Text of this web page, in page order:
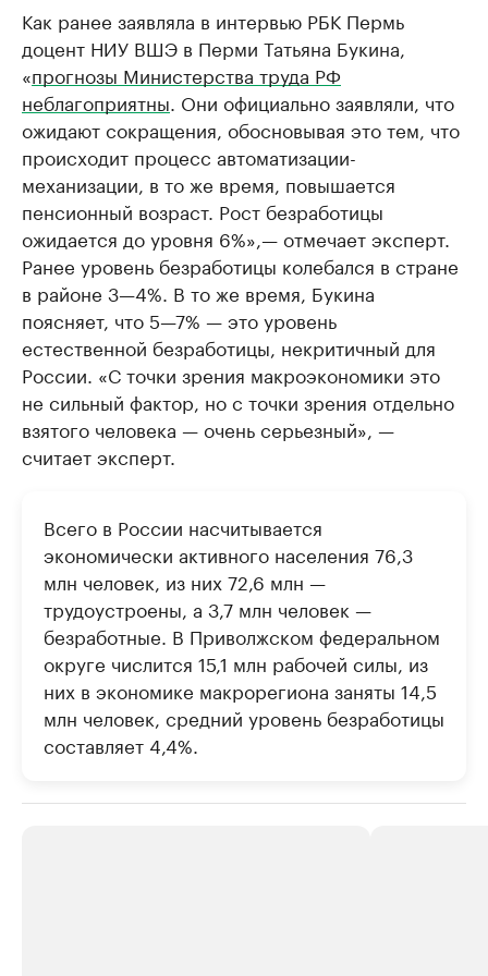
Как ранее заявляла в интервью РБК Пермь
доцент НИУ ВШЭ в Перми Татьяна Букина,
«прогнозы Министерства труда РФ
неблагоприятны . Они официально заявляли, что
ожидают сокращения, обосновывая это тем, что
происходит процесс автоматизации-
механизации, в то же время, повышается
пенсионный возраст. Рост безработицы
ожидается до уровня 6%»,— отмечает эксперт.
Ранее уровень безработицы колебался в стране
в районе 3—4%. В то же время, Букина
поясняет, что 5—7% — это уровень
естественной безработицы, некритичный для
России. «С точки зрения макроэкономики это
не сильный фактор, но с точки зрения отдельно
взятого человека — очень серьезный», —
считает эксперт.
Всего в России насчитывается
экономически активного населения 76,3
млн человек, из них 72,6 млн —
трудоустроены, а 3,7 млн человек —
безработные. В Приволжском федеральном
округе числится 15,1 млн рабочей силы, из
них в экономике макрорегиона заняты 14,5
млн человек, средний уровень безработицы
составляет 4,4%.